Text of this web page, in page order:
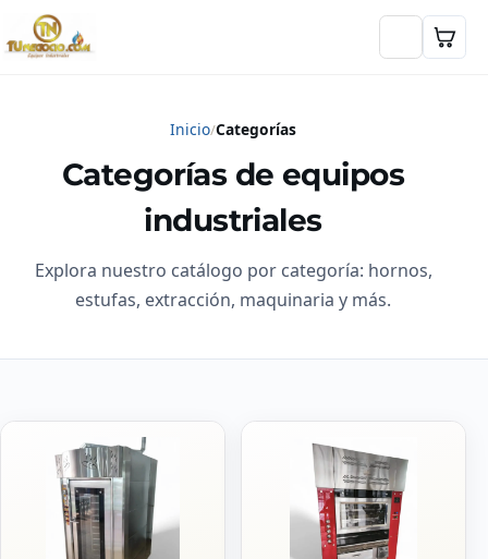
Inicio Categorías
Categorías de equipos
industriales
Explora nuestro catálogo por categoría: hornos,
estufas, extracción, maquinaria y más.